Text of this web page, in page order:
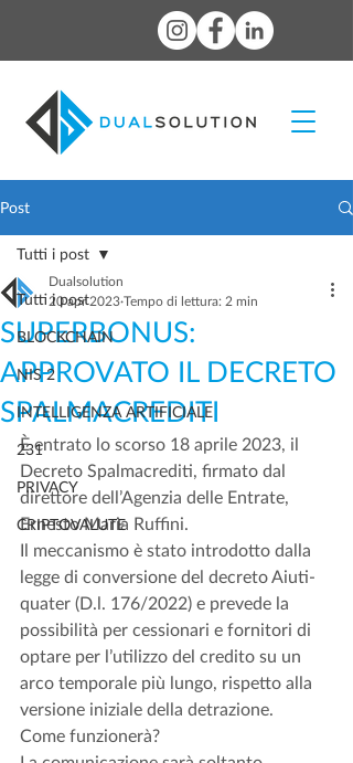
Post
Tutti i post
BLOCKCHAIN
NIS 2
INTELLIGENZA ARTIFICIALE
231
PRIVACY
CRIPTOVALUTE
Tutti i post
SUPERBONUS:
APPROVATO IL DECRETO
SPALMACREDITI
Dualsolution
20 apr 2023 Tempo di lettura: 2 min
È entrato lo scorso 18 aprile 2023, il
Decreto Spalmacrediti, firmato dal
direttore dell’Agenzia delle Entrate,
Ernesto Maria Ruffini.
Il meccanismo è stato introdotto dalla
legge di conversione del decreto Aiuti-
quater (D.l. 176/2022) e prevede la
possibilità per cessionari e fornitori di
optare per l’utilizzo del credito su un
arco temporale più lungo, rispetto alla
versione iniziale della detrazione.
Come funzionerà?